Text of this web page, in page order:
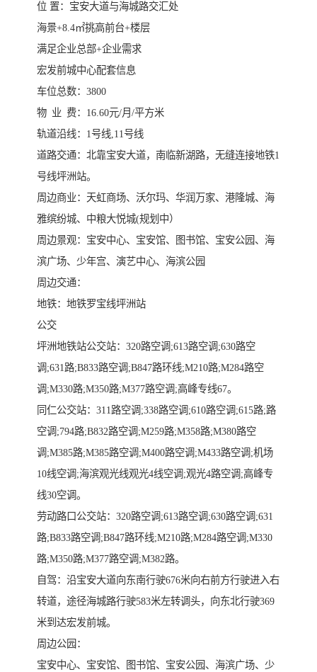
位 置：宝安大道与海城路交汇处
海景+8.4㎡挑高前台+楼层
满足企业总部+企业需求
宏发前城中心配套信息
车位总数：3800
物 业 费：16.60元/月/平方米
轨道沿线：1号线,11号线
道路交通：北靠宝安大道，南临新湖路，无缝连接地铁1
号线坪洲站。
周边商业：天虹商场、沃尔玛、华润万家、港隆城、海
雅缤纷城、中粮大悦城(规划中）
周边景观：宝安中心、宝安馆、图书馆、宝安公园、海
滨广场、少年宫、演艺中心、海滨公园
周边交通：
地铁：地铁罗宝线坪洲站
公交
坪洲地铁站公交站：320路空调;613路空调;630路空
调;631路;B833路空调;B847路环线;M210路;M284路空
调;M330路;M350路;M377路空调;高峰专线67。
同仁公交站：311路空调;338路空调;610路空调;615路;路
空调;794路;B832路空调;M259路;M358路;M380路空
调;M385路;M385路空调;M400路空调;M433路空调;机场
10线空调;海滨观光线观光4线空调;观光4路空调;高峰专
线30空调。
劳动路口公交站：320路空调;613路空调;630路空调;631
路;B833路空调;B847路环线;M210路;M284路空调;M330
路;M350路;M377路空调;M382路。
自驾：沿宝安大道向东南行驶676米向右前方行驶进入右
转道，途径海城路行驶583米左转调头，向东北行驶369
米到达宏发前城。
周边公园：
宝安中心、宝安馆、图书馆、宝安公园、海滨广场、少